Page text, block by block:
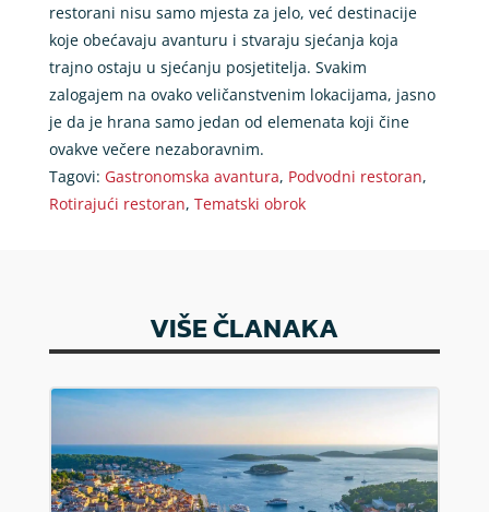
restorani nisu samo mjesta za jelo, već destinacije
koje obećavaju avanturu i stvaraju sjećanja koja
trajno ostaju u sjećanju posjetitelja. Svakim
zalogajem na ovako veličanstvenim lokacijama, jasno
je da je hrana samo jedan od elemenata koji čine
ovakve večere nezaboravnim.
Tagovi: Gastronomska avantura, Podvodni restoran,
Rotirajući restoran, Tematski obrok
VIŠE ČLANAKA